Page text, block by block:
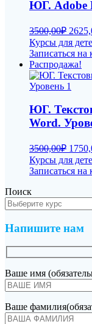
ЮГ. Adobe
3500,00₽
цена
Курсы для
Записаться на
Распродажа!
ЮГ.
Word.
3500,00₽
цена
Курсы для
Записаться на
Поиск
Напишите нам
Ваше имя
Ваше